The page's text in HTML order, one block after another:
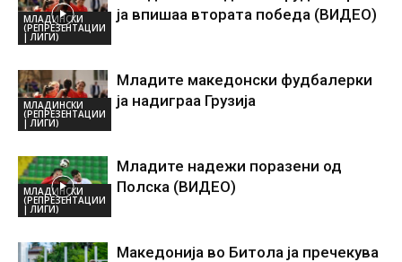
МЛАДИНСКИ
(РЕПРЕЗЕНТАЦИИ
| ЛИГИ)
ја впишаа втората победа (ВИДЕО)
МЛАДИНСКИ
(РЕПРЕЗЕНТАЦИИ
| ЛИГИ)
Младите македонски фудбалерки
ја надиграа Грузија
МЛАДИНСКИ
(РЕПРЕЗЕНТАЦИИ
| ЛИГИ)
Младите надежи поразени од
Полска (ВИДЕО)
Македонија во Битола ја пречекува